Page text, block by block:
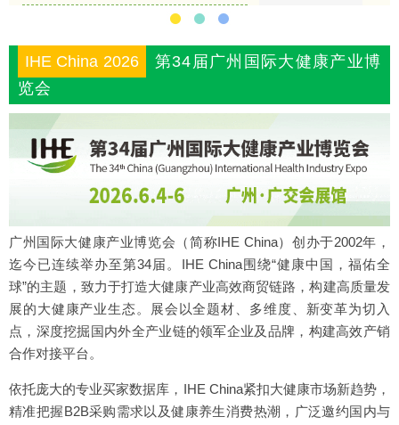
IHE China 2026
第34届广州国际大健康产业博
览会
广州国际大健康产业博览会（简称IHE China）创办于2002年，
迄今已连续举办至第34届。IHE China围绕“健康中国，福佑全
球”的主题，致力于打造大健康产业高效商贸链路，构建高质量发
展的大健康产业生态。展会以全题材、多维度、新变革为切入
点，深度挖掘国内外全产业链的领军企业及品牌，构建高效产销
合作对接平台。
依托庞大的专业买家数据库，IHE China紧扣大健康市场新趋势，
精准把握B2B采购需求以及健康养生消费热潮，广泛邀约国内与